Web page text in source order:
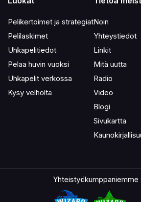
Pelikertoimet ja strategiat
Pelilaskimet
Uhkapelitiedot
Pelaa huvin vuoksi
Uhkapelit verkossa
Kysy velholta
Noin
Yhteystiedot
Linkit
Mitä uutta
Radio
Video
Blogi
Sivukartta
Yhteistyökumppaniemme